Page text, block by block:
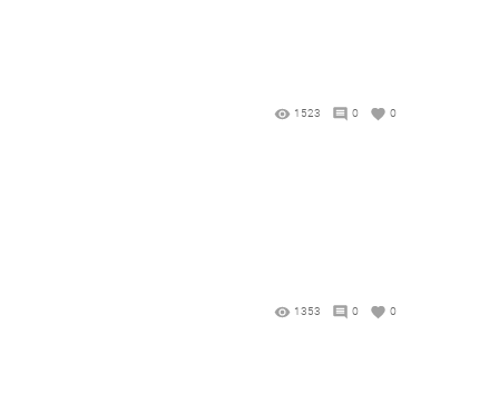
1523 0 0
1353 0 0